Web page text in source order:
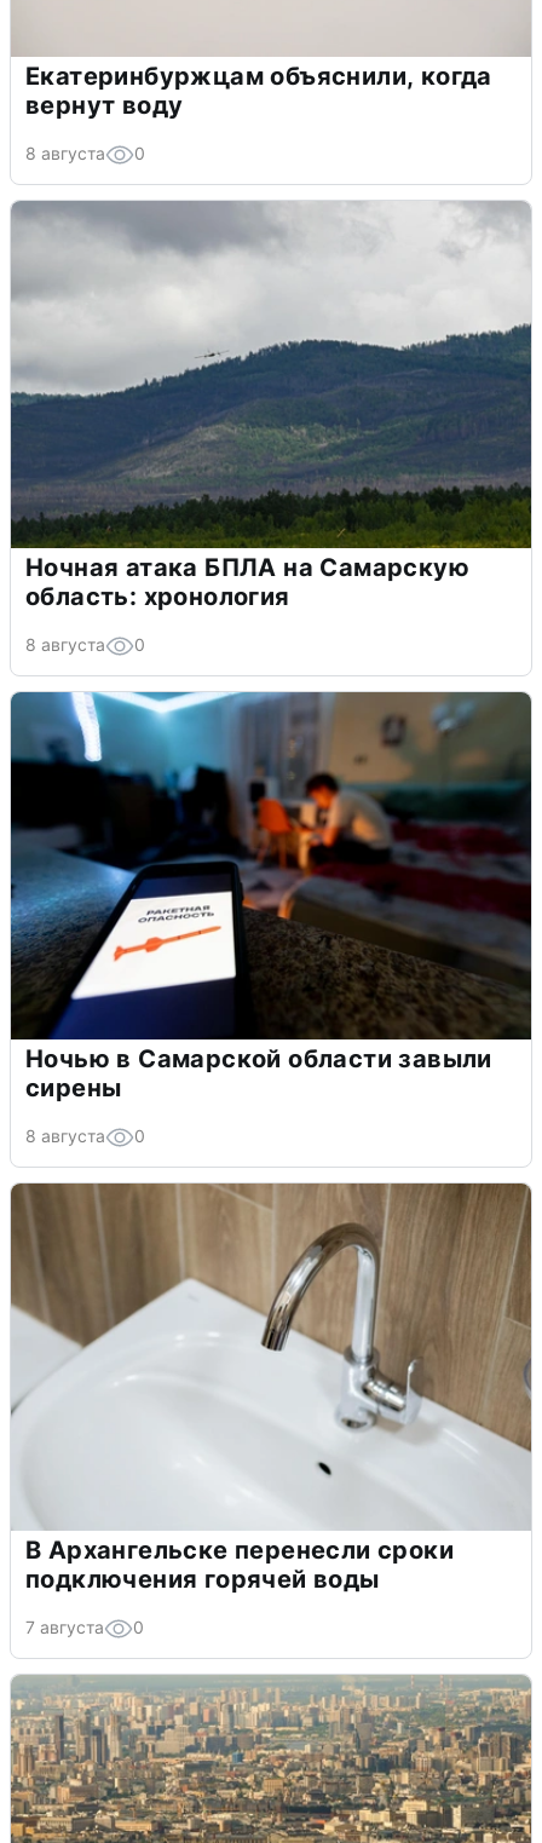
Екатеринбуржцам объяснили, когда
вернут воду
8 августа 0
Ночная атака БПЛА на Самарскую
область: хронология
8 августа 0
Ночью в Самарской области завыли
сирены
8 августа 0
В Архангельске перенесли сроки
подключения горячей воды
7 августа 0